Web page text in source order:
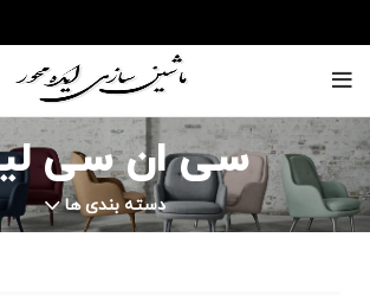
سی ان سی
دسته بندی ها